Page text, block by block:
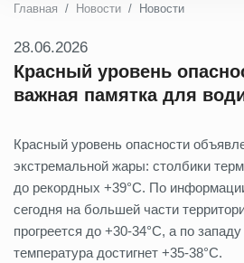
Главная Новости Новости
28.06.2026
Красный уровень
важная памятка для
Красный уровень опасности
экстремальной жары: столбики
до рекордных +39°C. По
сегодня на большей части
прогреется до +30-34°С, а по
температура достигнет +35-38°С.